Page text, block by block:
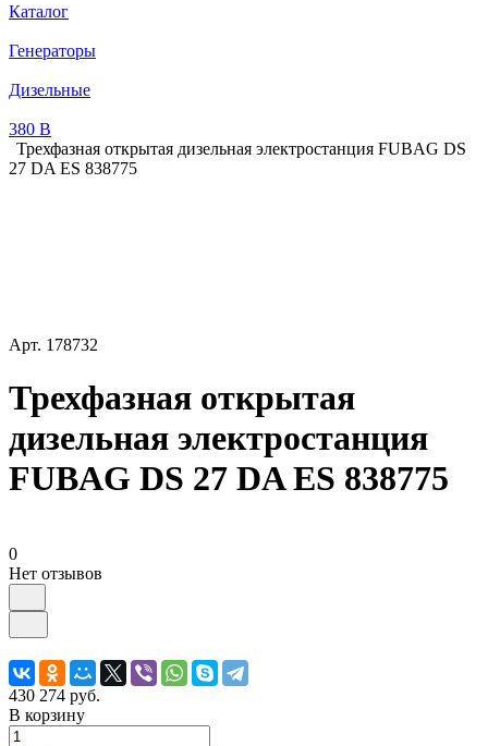
Каталог
Генераторы
Дизельные
380 В
Трехфазная открытая дизельная электростанция FUBAG DS
27 DA ES 838775
Арт. 178732
Трехфазная открытая
дизельная электростанция
FUBAG DS 27 DA ES 838775
0
Нет отзывов
430 274 руб.
В корзину